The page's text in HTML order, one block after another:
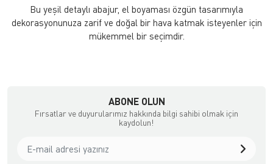
Bu yeşil detaylı abajur, el boyaması özgün tasarımıyla
dekorasyonunuza zarif ve doğal bir hava katmak isteyenler için
mükemmel bir seçimdir.
ABONE OLUN
Fırsatlar ve duyurularımız hakkında bilgi sahibi olmak için
kaydolun!